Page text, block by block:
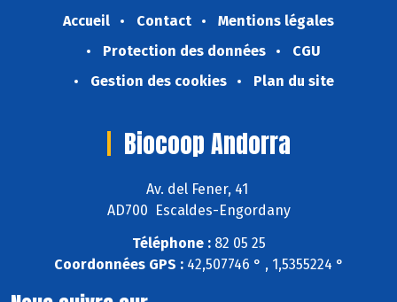
Accueil Contact
Mentions légales
Protection des données
CGU
Gestion des cookies
Plan du site
Biocoop Andorra
Av. del Fener, 41
AD700 Escaldes-Engordany
Téléphone :82 05 25
Coordonnées GPS :42,507746 ° , 1,5355224 °